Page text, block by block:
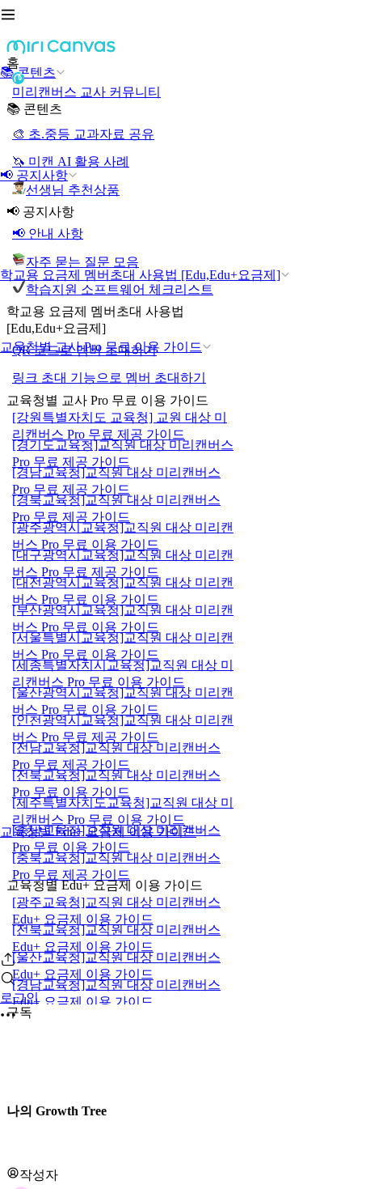
📚 콘텐츠
📢 공지사항
학교용 요금제 멤버초대 사용법 [Edu,Edu+요금제]
교육청별 교사 Pro 무료 이용 가이드
교육청별 Edu+ 요금제 이용 가이드
로그인
홈
미리캔버스 교사 커뮤니티
📚 콘텐츠
🎨 초.중등 교과자료 공유
🦄 미캔 AI 활용 사례
선생님 추천상품
📢 공지사항
📢 안내 사항
자주 묻는 질문 모음
학습지원 소프트웨어 체크리스트
학교용 요금제 멤버초대 사용법
[Edu,Edu+요금제]
QR 코드로 멤버 초대하기
링크 초대 기능으로 멤버 초대하기
교육청별 교사 Pro 무료 이용 가이드
[강원특별자치도 교육청] 교원 대상 미
리캔버스 Pro 무료 제공 가이드
[경기도교육청]교직원 대상 미리캔버스
Pro 무료 제공 가이드
[경남교육청]교직원 대상 미리캔버스
Pro 무료 제공 가이드
[경북교육청]교직원 대상 미리캔버스
Pro 무료 제공 가이드
[광주광역시교육청]교직원 대상 미리캔
버스 Pro 무료 이용 가이드
[대구광역시교육청]교직원 대상 미리캔
버스 Pro 무료 제공 가이드
[대전광역시교육청]교직원 대상 미리캔
버스 Pro 무료 이용 가이드
[부산광역시교육청]교직원 대상 미리캔
버스 Pro 무료 이용 가이드
[서울특별시교육청]교직원 대상 미리캔
버스 Pro 무료 이용 가이드
[세종특별자치시교육청]교직원 대상 미
리캔버스 Pro 무료 이용 가이드
[울산광역시교육청]교직원 대상 미리캔
버스 Pro 무료 이용 가이드
[인천광역시교육청]교직원 대상 미리캔
버스 Pro 무료 제공 가이드
[전남교육청]교직원 대상 미리캔버스
Pro 무료 제공 가이드
[전북교육청]교직원 대상 미리캔버스
Pro 무료 이용 가이드
[제주특별자치도교육청]교직원 대상 미
리캔버스 Pro 무료 이용 가이드
[충남교육청]교직원 대상 미리캔버스
Pro 무료 이용 가이드
[충북교육청]교직원 대상 미리캔버스
Pro 무료 제공 가이드
교육청별 Edu+ 요금제 이용 가이드
[광주교육청]교직원 대상 미리캔버스
Edu+ 요금제 이용 가이드
[전북교육청]교직원 대상 미리캔버스
Edu+ 요금제 이용 가이드
[울산교육청]교직원 대상 미리캔버스
Edu+ 요금제 이용 가이드
[경남교육청]교직원 대상 미리캔버스
Edu+ 요금제 이용 가이드
구독
나의 Growth Tree
작성자